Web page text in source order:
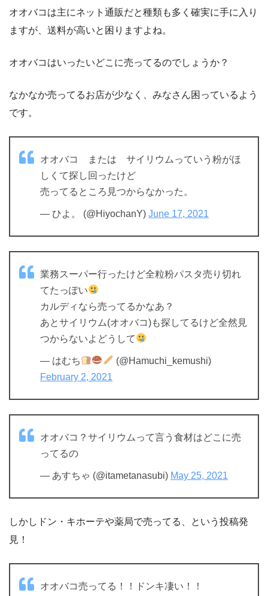
オオバコは主にネット通販だと種類も多く確実に手に入り
ますが、送料が高いと困りますよね。
オオバコはいったいどこに売ってるのでしょうか？
なかなか売ってるお店が少なく、みなさん困っているよう
です。
オオバコ または サイリウムっていう粉がほ
しくて探し回ったけど
売ってるところ見つからなかった。
— ひよ。 (@HiyochanY) June 17, 2021
業務スーパー行ったけど全粒粉パスタ売り切れ
てたっぽい
カルディなら売ってるかなあ？
あとサイリウム(オオバコ)も探してるけど全然見
つからないよどうして
— はむち
(@Hamuchi_kemushi)
February 2, 2021
オオバコ？サイリウムって言う食材はどこに売
ってるの
— あすちゃ (@itametanasubi) May 25, 2021
しかしドン・キホーテや薬局で売ってる、という投稿発
見！
オオバコ売ってる！！ドンキ凄い！！